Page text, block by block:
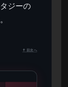
ジーの
↑ 目次へ